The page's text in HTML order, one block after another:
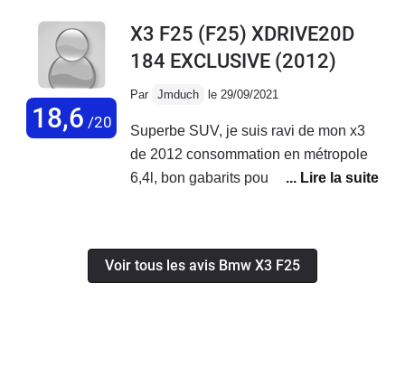
bougé, bref presque comme neuf ! Seul hic, et qui n'est
pas des moindre, le concessionnaire m'annonce une
opération de changement de chaine de distribution à
seulement 130 000km avec une facture à 3600€ avec
la mention "casse moteur imminent".... alors que tout
l'entretien a été fait en temps et en heure dans le
réseau. Pas de prise en charge du réseau malgré un
véhicule payé neuf 72 000€ en 2011 je suis dégouté
de la réaction du réseau pour un service et un produit
18,6 /20
X3 F25 (F25) XDRIVE20D
184 EXCLUSIVE (2012)
Par Jmduch le 29/09/2021
Superbe SUV, je suis ravi de mon x3
de 2012 consommation en métropole
6,4l, bon gabarits pour une unité
sinueuses, Pour mon cas je suis un
fidèle de la marque BMW. Produit
Voir tous les avis Bmw X3 F25